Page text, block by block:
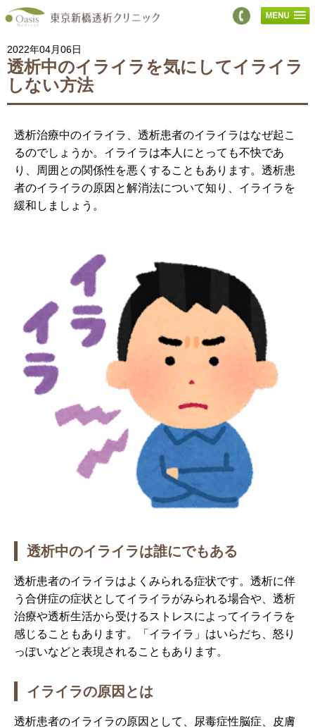
2022年04月06日
透析中のイライラを気にしてイライラ
しない方法
透析治療中のイライラ、透析患者のイライラはなぜ起こ
るのでしょうか。イライラは本人にとっても不快であ
り、周囲との関係性を悪くすることもあります。透析患
者のイライラの原因と解消法について知り、イライラを
緩和しましょう。
透析中のイライラは誰にでもある
透析患者のイライラはよくみられる症状です。透析に伴
う合併症の症状としてイライラがみられる場合や、透析
治療や透析生活から受けるストレスによってイライラを
感じることもあります。「イライラ」はいらだち、怒り
っぽいなどと表現されることもあります。
イライラの原因とは
透析患者のイライラの原因として、尿毒症性脳症、皮膚